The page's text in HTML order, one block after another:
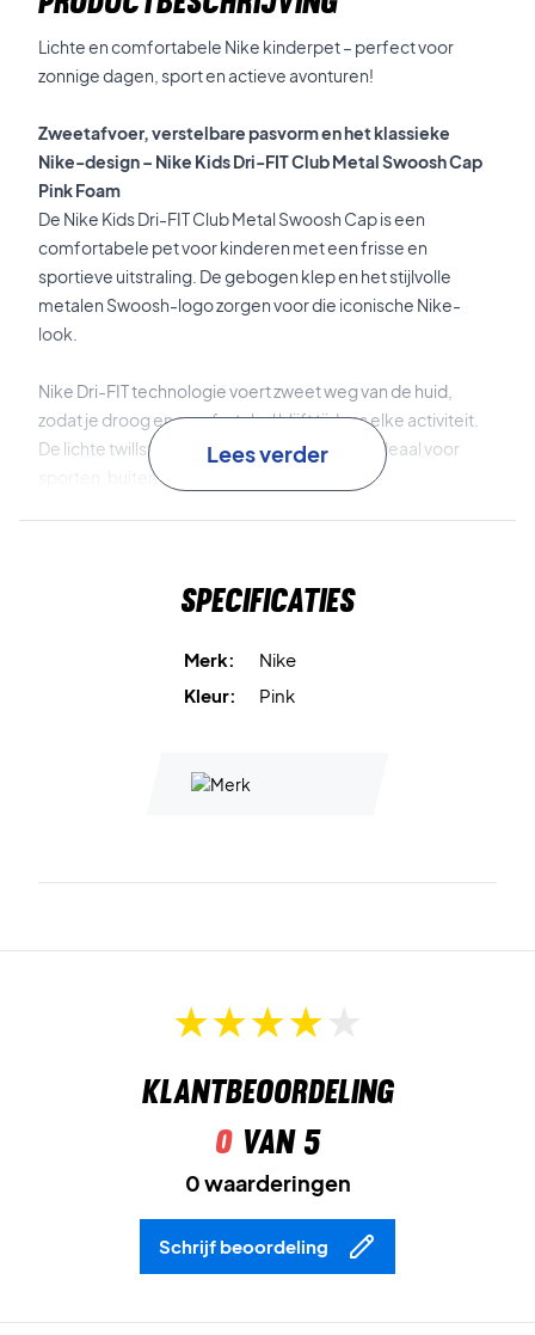
Lichte en comfortabele Nike kinderpet – perfect voor
zonnige dagen, sport en actieve avonturen!
Zweetafvoer, verstelbare pasvorm en het klassieke
Nike-design – Nike Kids Dri-FIT Club Metal Swoosh Cap
Pink Foam
De Nike Kids Dri-FIT Club Metal Swoosh Cap is een
comfortabele pet voor kinderen met een frisse en
sportieve uitstraling. De gebogen klep en het stijlvolle
metalen Swoosh-logo zorgen voor die iconische Nike-
look.
Nike Dri-FIT technologie voert zweet weg van de huid,
zodat je droog en comfortabel blijft tijdens elke activiteit.
De lichte twillstof voelt glad en prettig aan – ideaal voor
sporten, buitenspelen of warme dagen.
verstelbare metalen sluiting met Swoosh het eenvoudig
comfortabel te houden.
Maak jouw kind klaar voor zon en sport – bestel de Nike
Kids Dri-FIT Club Metal Swoosh Cap Pink Foam vandaag!
Pink Foam/Metallic Zilver.
Lees verder
Specificaties
Merk:
Nike
Kleur:
Pink
Klantbeoordeling
0van 5
0 waarderingen
Schrijf beoordeling